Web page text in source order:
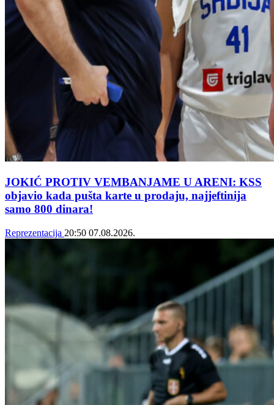
JOKIĆ PROTIV VEMBANJAME U ARENI: KSS
objavio kada pušta karte u prodaju, najjeftinija
samo 800 dinara!
Reprezentacija 20:50 07.08.2026.